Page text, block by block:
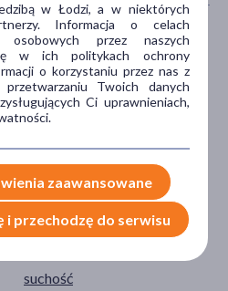
WIEK
dla dorosłych
POSTAĆ
PROBLEM
suchość
w Łodzi, a w niektórych
Informacja o celach
osobowych przez naszych
w ich politykach ochrony
o korzystaniu przez nas z
Twoich danych
Ci uprawnieniach,
zaawansowane
i przechodzę do serwisu